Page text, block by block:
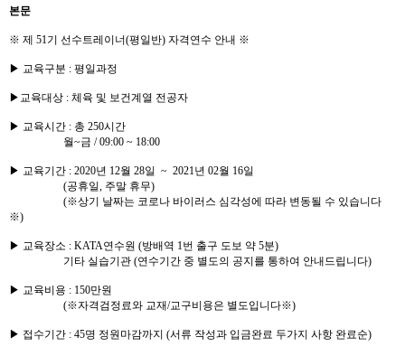
본문
※ 제 51기 선수트레이너(평일반) 자격연수 안내 ※
▶ 교육구분 : 평일과정
▶교육대상 : 체육 및 보건계열 전공자
▶ 교육시간 : 총 250시간
월~금 / 09:00 ~ 18:00
▶ 교육기간 : 2020년 12월 28일 ~ 2021년 02월 16일
(공휴일, 주말 휴무)
(※상기 날짜는 코로나 바이러스 심각성에 따라 변동될 수 있습니다
※)
▶ 교육장소 : KATA연수원 (방배역 1번 출구 도보 약 5분)
기타 실습기관 (연수기간 중 별도의 공지를 통하여 안내드립니다)
▶ 교육비용 : 150만원
(※자격검정료와 교재/교구비용은 별도입니다※)
▶ 접수기간 : 45명 정원마감까지 (서류 작성과 입금완료 두가지 사항 완료순)